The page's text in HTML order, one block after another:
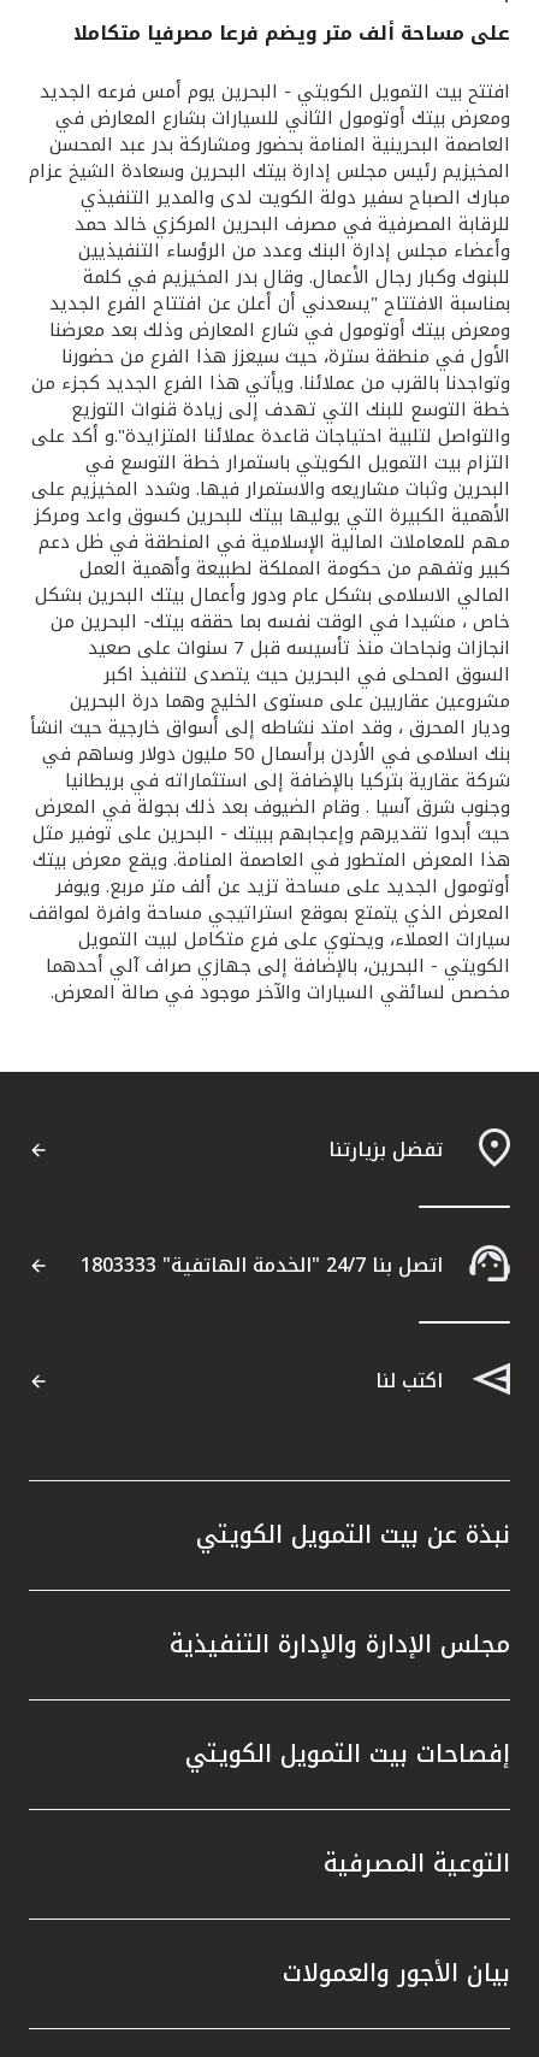
القنوات المصرفية
أدوات وخدمات
خدمات ما بعد البيع
اتصل بنا
مواقع الفروع وأجهزة الصرف الآلي
ألمانيا
ماليزيا
تركيا
مصر
المملكة المتحدة
مملكة البحرين
على مساحة ألف متر ويضم فرعا مصرفيا متكاملا
افتتح بيت التمويل الكويتي - البحرين يوم أمس فرعه الجديد
ومعرض بيتك أوتومول الثاني للسيارات بشارع المعارض في
العاصمة البحرينية المنامة بحضور ومشاركة بدر عبد المحسن
المخيزيم رئيس مجلس إدارة بيتك البحرين وسعادة الشيخ عزام
مبارك الصباح سفير دولة الكويت لدى والمدير التنفيذي
للرقابة المصرفية في مصرف البحرين المركزي خالد حمد
وأعضاء مجلس إدارة البنك وعدد من الرؤساء التنفيذيين
للبنوك وكبار رجال الأعمال. وقال بدر المخيزيم في كلمة
بمناسبة الافتتاح "يسعدني أن أعلن عن افتتاح الفرع الجديد
ومعرض بيتك أوتومول في شارع المعارض وذلك بعد معرضنا
الأول في منطقة سترة، حيث سيعزز هذا الفرع من حضورنا
وتواجدنا بالقرب من عملائنا. ويأتي هذا الفرع الجديد كجزء من
خطة التوسع للبنك التي تهدف إلى زيادة قنوات التوزيع
والتواصل لتلبية احتياجات قاعدة عملائنا المتزايدة".و أكد على
التزام بيت التمويل الكويتي باستمرار خطة التوسع في
البحرين وثبات مشاريعه والاستمرار فيها. وشدد المخيزيم على
الأهمية الكبيرة التي يوليها بيتك للبحرين كسوق واعد ومركز
مهم للمعاملات المالية الإسلامية في المنطقة في ظل دعم
كبير وتفهم من حكومة المملكة لطبيعة وأهمية العمل
المالي الاسلامى بشكل عام ودور وأعمال بيتك البحرين بشكل
خاص ، مشيدا في الوقت نفسه بما حققه بيتك- البحرين من
انجازات ونجاحات منذ تأسيسه قبل 7 سنوات على صعيد
السوق المحلى في البحرين حيث يتصدى لتنفيذ اكبر
مشروعين عقاريين على مستوى الخليج وهما درة البحرين
وديار المحرق ، وقد امتد نشاطه إلى أسواق خارجية حيث انشأ
بنك اسلامى في الأردن برأسمال 50 مليون دولار وساهم في
شركة عقارية بتركيا بالإضافة إلى استثماراته في بريطانيا
وجنوب شرق آسيا . وقام الضيوف بعد ذلك بجولة في المعرض
حيث أبدوا تقديرهم وإعجابهم ببيتك - البحرين على توفير مثل
هذا المعرض المتطور في العاصمة المنامة. ويقع معرض بيتك
أوتومول الجديد على مساحة تزيد عن ألف متر مربع. ويوفر
المعرض الذي يتمتع بموقع استراتيجي مساحة وافرة لمواقف
سيارات العملاء، ويحتوي على فرع متكامل لبيت التمويل
الكويتي - البحرين، بالإضافة إلى جهازي صراف آلي أحدهما
مخصص لسائقي السيارات والآخر موجود في صالة المعرض.
تفضل بزيارتنا
اتصل بنا 24/7 "الخدمة الهاتفية" 1803333
اكتب لنا
نبذة عن بيت التمويل الكويتي
مجلس الإدارة والإدارة التنفيذية
إفصاحات بيت التمويل الكويتي
التوعية المصرفية
بيان الأجور والعمولات